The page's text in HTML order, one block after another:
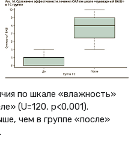
по шкале «влажность»
(U=120, p<0,001).
чем в группе «после»